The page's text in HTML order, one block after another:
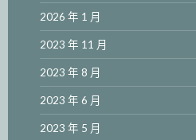
2026 年 1 月
2023 年 11 月
2023 年 8 月
2023 年 6 月
2023 年 5 月